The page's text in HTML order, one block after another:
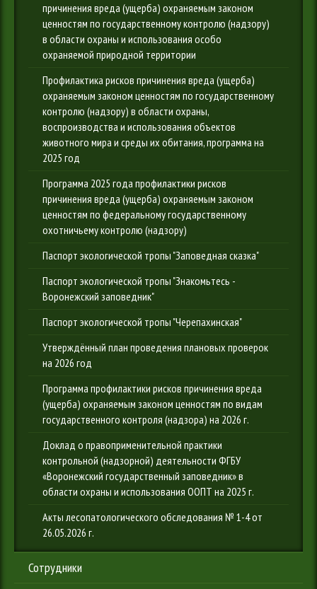
причинения вреда (ущерба) охраняемым законом
ценностям по государственному контролю (надзору)
в области охраны и использования особо
охраняемой природной территории
Профилактика рисков причинения вреда (ущерба)
охраняемым законом ценностям по государственному
контролю (надзору) в области охраны,
воспроизводства и использования объектов
животного мира и среды их обитания, программа на
2025 год
Программа 2025 года профилактики рисков
причинения вреда (ущерба) охраняемым законом
ценностям по федеральному государственному
охотничьему контролю (надзору)
Паспорт экологической тропы "Заповедная сказка"
Паспорт экологической тропы "Знакомьтесь -
Воронежский заповедник"
Паспорт экологической тропы "Черепахинская"
Утверждённый план проведения плановых проверок
на 2026 год
Программа профилактики рисков причинения вреда
(ущерба) охраняемым законом ценностям по видам
государственного контроля (надзора) на 2026 г.
Доклад о правоприменительной практики
контрольной (надзорной) деятельности ФГБУ
«Воронежский государственный заповедник» в
области охраны и использования ООПТ на 2025 г.
Акты лесопатологического обследования № 1-4 от
26.05.2026 г.
Сотрудники